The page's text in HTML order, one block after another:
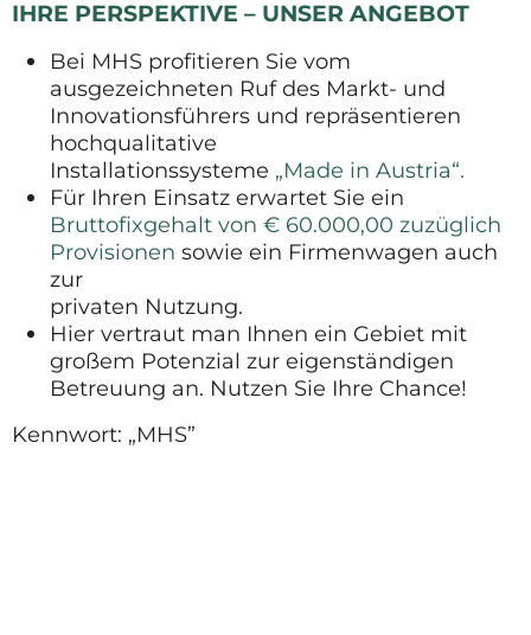
IHRE PERSPEKTIVE – UNSER ANGEBOT
Bei MHS profitieren Sie vom
ausgezeichneten Ruf des Markt- und
Innovationsführers und repräsentieren
hochqualitative
Installationssysteme „Made in Austria“.
Für Ihren Einsatz erwartet Sie ein
Bruttofixgehalt von € 60.000,00 zuzüglich
Provisionen sowie ein Firmenwagen auch
zur
privaten Nutzung.
Hier vertraut man Ihnen ein Gebiet mit
großem Potenzial zur eigenständigen
Betreuung an. Nutzen Sie Ihre Chance!
Kennwort: „MHS”